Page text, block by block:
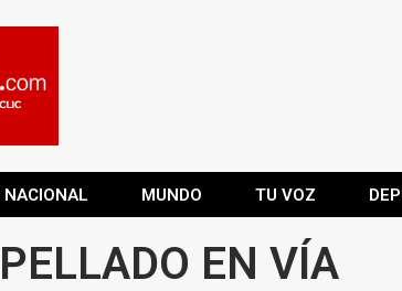
NACIONAL MUNDO TU VOZ
EN VÍA